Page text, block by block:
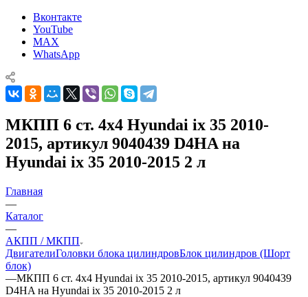
Вконтакте
YouTube
MAX
WhatsApp
МКПП 6 ст. 4х4 Hyundai ix 35 2010-
2015, артикул 9040439 D4HA на
Hyundai ix 35 2010-2015 2 л
Главная
—
Каталог
—
АКПП / МКПП
ДвигателиГоловки блока цилиндровБлок цилиндров (Шорт
блок)
—МКПП 6 ст. 4х4 Hyundai ix 35 2010-2015, артикул 9040439
D4HA на Hyundai ix 35 2010-2015 2 л